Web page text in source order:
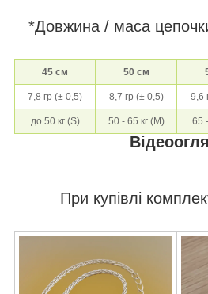
*Довжина / маса
45 см 50 см
7,8 гр (± 0,5) 8,7 гр (± 0,5) 9,6
до 50 кг (S) 50 - 65 кг (M) 65
При купівлі